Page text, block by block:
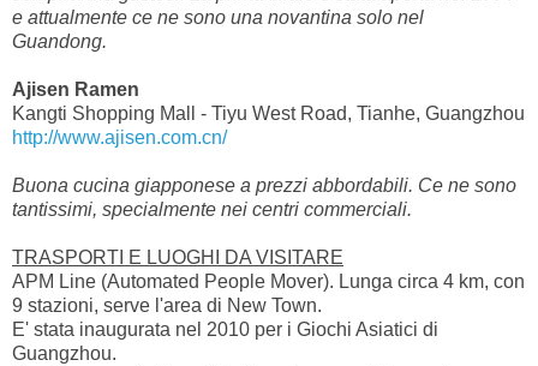
e attualmente ce ne sono una novantina solo nel
Guandong.
Ajisen Ramen
Kangti Shopping Mall - Tiyu West Road, Tianhe, Guangzhou
http://www.ajisen.com.cn/
Buona cucina giapponese a prezzi abbordabili. Ce ne sono
tantissimi, specialmente nei centri commerciali.
TRASPORTI E LUOGHI DA VISITARE
APM Line (Automated People Mover). Lunga circa 4 km, con
9 stazioni, serve l'area di New Town.
E' stata inaugurata nel 2010 per i Giochi Asiatici di
Guangzhou.